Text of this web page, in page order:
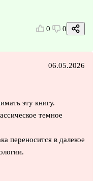
0 0
06.05.2026
эту книгу.
темное
переносится в далекое